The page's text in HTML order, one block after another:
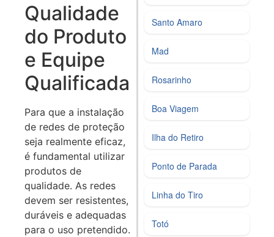
Qualidade
do Produto
e Equipe
Qualificada
Para que a instalação
de redes de proteção
seja realmente eficaz,
é fundamental utilizar
produtos de
qualidade. As redes
devem ser resistentes,
duráveis e adequadas
para o uso pretendido.
Santo Amaro
Mad
Rosarinho
Boa Viagem
Ilha do Retiro
Ponto de Parada
Linha do Tiro
Totó